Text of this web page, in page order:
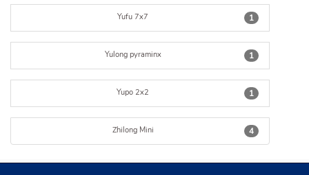
1
Yufu 7x7
1
Yulong pyraminx
1
Yupo 2x2
4
Zhilong Mini